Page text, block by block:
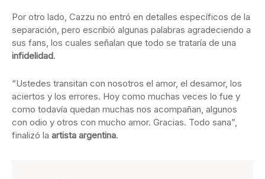
Por otro lado, Cazzu no entró en detalles específicos de la
separación, pero escribió algunas palabras agradeciendo a
sus fans, los cuales señalan que todo se trataría de una
infidelidad.
“Ustedes transitan con nosotros el amor, el desamor, los
aciertos y los errores. Hoy como muchas veces lo fue y
como todavía quedan muchas nos acompañan, algunos
con odio y otros con mucho amor. Gracias. Todo sana”,
finalizó la artista argentina.